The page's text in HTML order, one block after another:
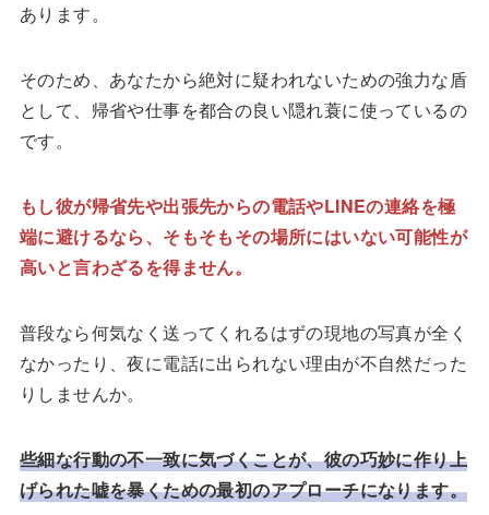
あります。
そのため、あなたから絶対に疑われないための強力な盾
として、帰省や仕事を都合の良い隠れ蓑に使っているの
です。
もし彼が帰省先や出張先からの電話やLINEの連絡を極
端に避けるなら、そもそもその場所にはいない可能性が
高いと言わざるを得ません。
普段なら何気なく送ってくれるはずの現地の写真が全く
なかったり、夜に電話に出られない理由が不自然だった
りしませんか。
些細な行動の不一致に気づくことが、彼の巧妙に作り上
げられた嘘を暴くための最初のアプローチになります。